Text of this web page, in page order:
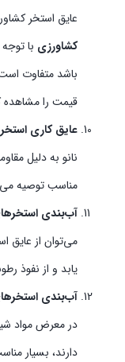
عایق استخر
کشاورزی با
باشد متفاوت
قیمت را مشاهده
عایق کاری
نانو به دلیل
مناسب توصیه
آب‌بندی
می‌توان از عایق
یابد و از نفوذ
آب‌بندی
در معرض مواد
دارند، بسیار